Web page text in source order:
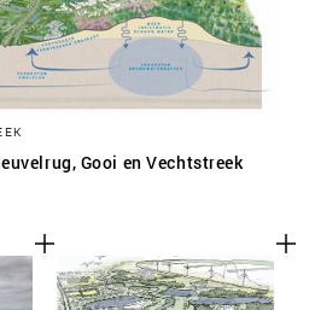
Gooi en Vechtstreek